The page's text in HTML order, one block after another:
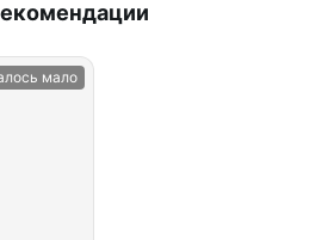
мало